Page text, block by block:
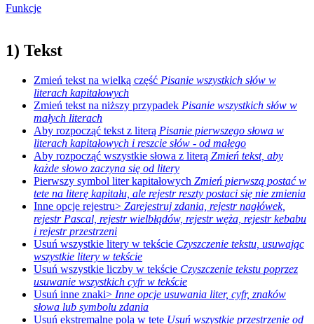
Funkcje
1) Tekst
Zmień tekst na wielką część Pisanie wszystkich słów w
literach kapitałowych
Zmień tekst na niższy przypadek Pisanie wszystkich słów w
małych literach
Aby rozpocząć tekst z literą Pisanie pierwszego słowa w
literach kapitałowych i reszcie słów - od małego
Aby rozpocząć wszystkie słowa z literą Zmień tekst, aby
każde słowo zaczyna się od litery
Pierwszy symbol liter kapitałowych Zmień pierwszą postać w
tete na literę kapitału, ale rejestr reszty postaci się nie zmienia
Inne opcje rejestru> Zarejestruj zdania, rejestr nagłówek,
rejestr Pascal, rejestr wielbłądów, rejestr węża, rejestr kebabu
i rejestr przestrzeni
Usuń wszystkie litery w tekście Czyszczenie tekstu, usuwając
wszystkie litery w tekście
Usuń wszystkie liczby w tekście Czyszczenie tekstu poprzez
usuwanie wszystkich cyfr w tekście
Usuń inne znaki> Inne opcje usuwania liter, cyfr, znaków
słowa lub symbolu zdania
Usuń ekstremalne pola w tete Usuń wszystkie przestrzenie od